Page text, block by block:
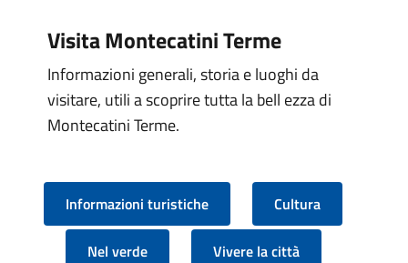
Visita Montecatini Terme
Informazioni generali, storia e luoghi da
visitare, utili a scoprire tutta la bell ezza di
Montecatini Terme.
Informazioni turistiche Cultura
Nel verde Vivere la città